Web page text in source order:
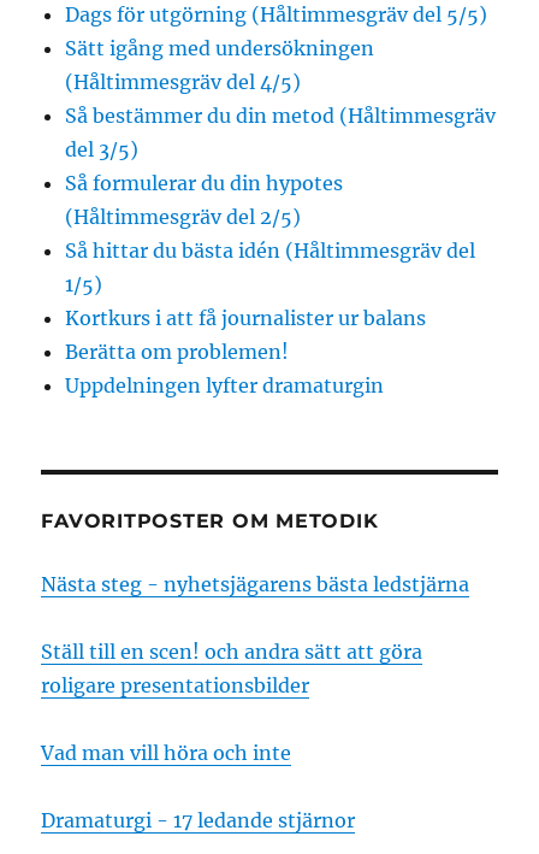
Dags för utgörning (Håltimmesgräv del 5/5)
Sätt igång med undersökningen
(Håltimmesgräv del 4/5)
Så bestämmer du din metod (Håltimmesgräv
del 3/5)
Så formulerar du din hypotes
(Håltimmesgräv del 2/5)
Så hittar du bästa idén (Håltimmesgräv del
1/5)
Kortkurs i att få journalister ur balans
Berätta om problemen!
Uppdelningen lyfter dramaturgin
FAVORITPOSTER OM METODIK
Nästa steg - nyhetsjägarens bästa ledstjärna
Ställ till en scen! och andra sätt att göra
roligare presentationsbilder
Vad man vill höra och inte
Dramaturgi - 17 ledande stjärnor